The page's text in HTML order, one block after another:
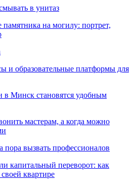
в унитаз
на могилу: портрет,
и образовательные платформы для
в Минск становятся удобным
мастерам, а когда можно
пора вызвать профессионалов
капитальный переворот: как
квартире